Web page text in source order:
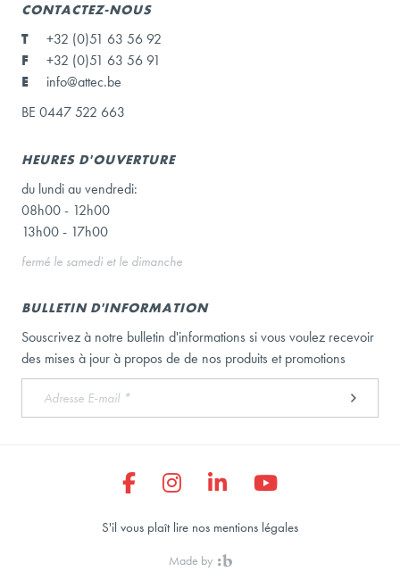
CONTACTEZ-NOUS
T
+32 (0)51 63 56 92
F
+32 (0)51 63 56 91
E
info@attec.be
BE 0447 522 663
HEURES D'OUVERTURE
du lundi au vendredi:
08h00 - 12h00
13h00 - 17h00
fermé le samedi et le dimanche
BULLETIN D'INFORMATION
Souscrivez à notre bulletin d'informations si vous voulez recevoir
des mises à jour à propos de de nos produits et promotions
Made by
S'il vous plaît lire nos mentions légales